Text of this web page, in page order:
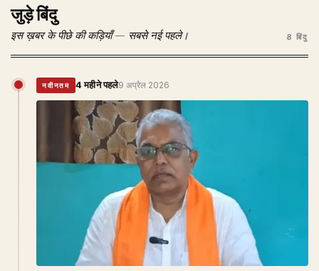
जुड़े बिंदु
इस ख़बर के पीछे की कड़ियाँ — सबसे नई पहले। 8 बिंदु
नवीनतम 4 महीने पहले9 अप्रैल 2026